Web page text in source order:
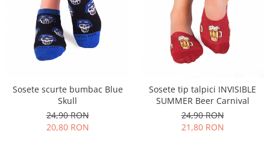
Sosete scurte bumbac Blue
Skull
24,90 RON
20,80 RON
Sosete tip talpici INVISIBLE
SUMMER Beer Carnival
24,90 RON
21,80 RON